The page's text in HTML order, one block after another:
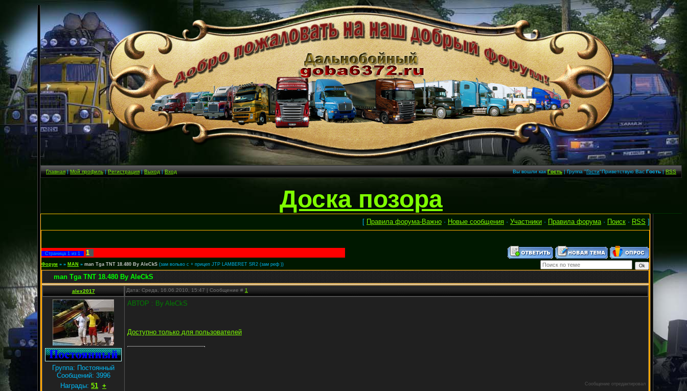
Главная|Мой профиль|Регистрация|Выход|Вход Вы вошли какГость| Группа "Гости"Приветствую ВасГость|RSS
Доска позора
[ Правила форума-Важно · Новые сообщения · Участники · Правила форума · Поиск · RSS ]
Страница 1 из 1 1
Форум » » MAN » man Tga TNT 18.480 By AleCkS (зам вольво с + прицеп JTP LAMBERET SR2 (зам реф ))
man Tga TNT 18.480 By AleCkS
alex2017 Дата: Среда, 16.06.2010, 15:47 | Сообщение # 1
Группа: Постоянный
Сообщений: 3996
Награды: 51 +
АВТОР : By AleCkS
Доступно только для пользователей
Сообщение отредактировал